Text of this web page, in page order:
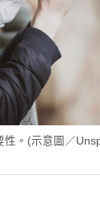
性。(示意圖／